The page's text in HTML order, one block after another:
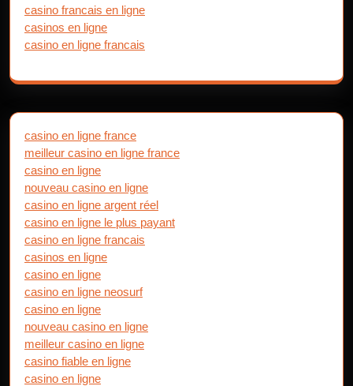
casino francais en ligne
casinos en ligne
casino en ligne francais
casino en ligne france
meilleur casino en ligne france
casino en ligne
nouveau casino en ligne
casino en ligne argent réel
casino en ligne le plus payant
casino en ligne francais
casinos en ligne
casino en ligne
casino en ligne neosurf
casino en ligne
nouveau casino en ligne
meilleur casino en ligne
casino fiable en ligne
casino en ligne